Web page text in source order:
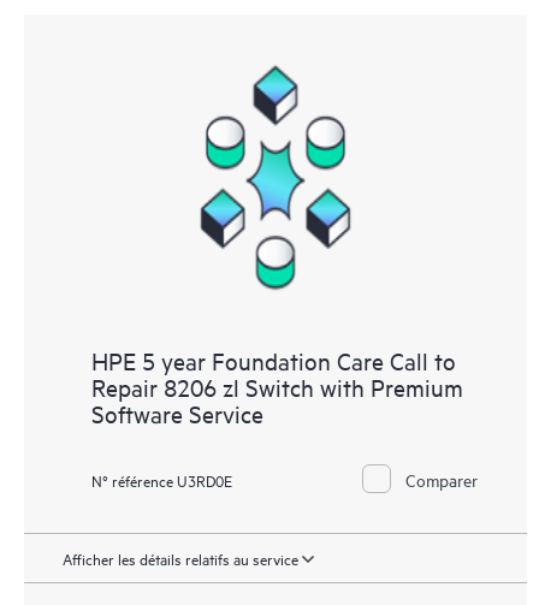
HPE 5 year Foundation Care Call to
Repair 8206 zl Switch with Premium
Software Service
N° référence U3RD0E Comparer
Afficher les détails relatifs au service